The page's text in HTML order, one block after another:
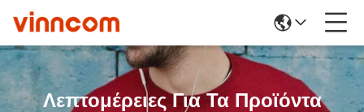
Λεπτομέρειες Για Τα Προϊόντα